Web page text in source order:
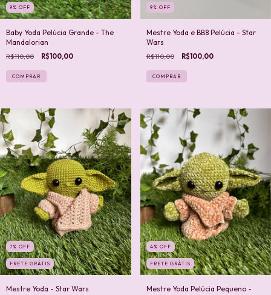
9 % OFF
Baby Yoda Pelúcia Grande - The
Mandalorian
R$110,00 R$100,00
9 % OFF
Mestre Yoda e BB8 Pelúcia - Star
Wars
R$110,00 R$100,00
COMPRAR
7 % OFF
FRETE GRÁTIS
Mestre Yoda - Star Wars
4 % OFF
FRETE GRÁTIS
Mestre Yoda Pelúcia Pequeno -